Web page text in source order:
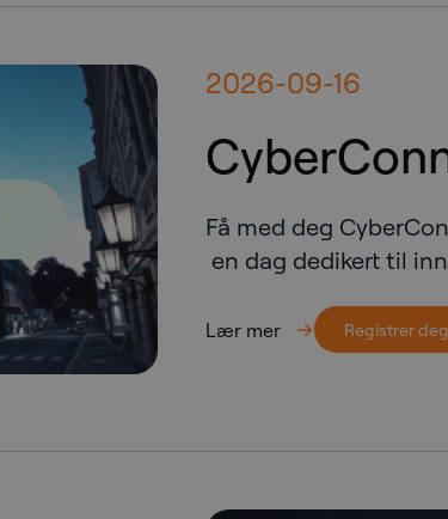
2026-09-16
Få med deg
en dag dedikert til
Lær mer Registrer deg